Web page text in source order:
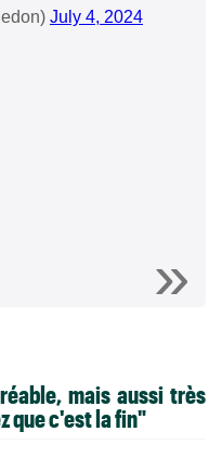
July 4, 2024
mais aussi très
que c'est la fin"